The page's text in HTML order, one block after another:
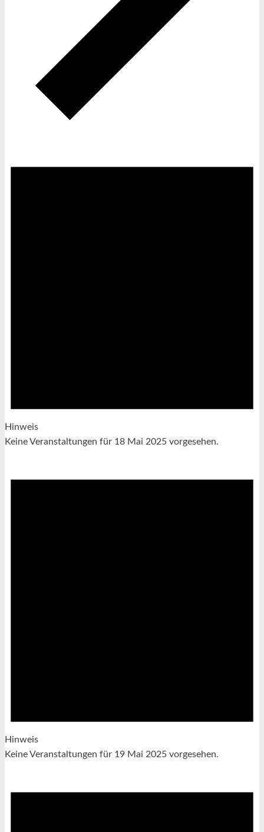
Hinweis
Keine Veranstaltungen für 18 Mai 2025 vorgesehen.
Hinweis
Keine Veranstaltungen für 19 Mai 2025 vorgesehen.